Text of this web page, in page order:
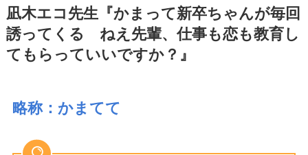
凪木エコ先生『かまって新卒ちゃんが毎回
誘ってくる ねえ先輩、仕事も恋も教育し
てもらっていいですか？』
略称：かまてて